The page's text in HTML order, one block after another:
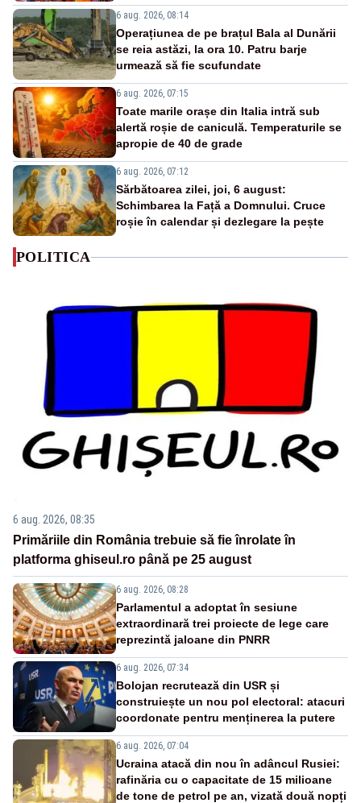
6 aug. 2026, 08:14
Operațiunea de pe brațul Bala al Dunării
se reia astăzi, la ora 10. Patru barje
urmează să fie scufundate
6 aug. 2026, 07:15
Toate marile orașe din Italia intră sub
alertă roșie de caniculă. Temperaturile se
apropie de 40 de grade
6 aug. 2026, 07:12
Sărbătoarea zilei, joi, 6 august:
Schimbarea la Față a Domnului. Cruce
roșie în calendar și dezlegare la pește
POLITICA
6 aug. 2026, 08:35
Primăriile din România trebuie să fie înrolate în
platforma ghiseul.ro până pe 25 august
6 aug. 2026, 08:28
Parlamentul a adoptat în sesiune
extraordinară trei proiecte de lege care
reprezintă jaloane din PNRR
6 aug. 2026, 07:34
Bolojan recrutează din USR și
construiește un nou pol electoral: atacuri
coordonate pentru menținerea la putere
6 aug. 2026, 07:04
Ucraina atacă din nou în adâncul Rusiei:
rafinăria cu o capacitate de 15 milioane
de tone de petrol pe an, vizată două nopți